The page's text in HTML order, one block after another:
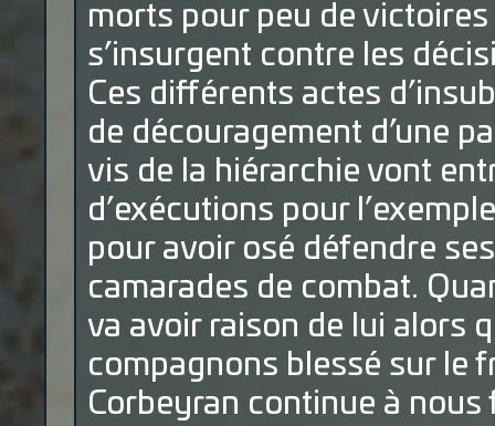
morts pour peu de
s’insurgent contre les
Ces différents actes
de découragement d’une
vis de la hiérarchie vont
d’exécutions pour
pour avoir osé défendre
camarades de combat.
va avoir raison de lui alors
compagnons blessé sur le
Corbeyran continue à